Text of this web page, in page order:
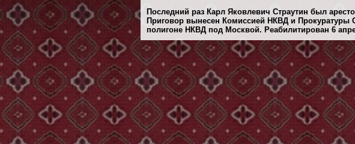
Последний раз Карл Яковлевич Страутин был
Приговор вынесен Комиссией НКВД и Прокуратуры
полигоне НКВД под Москвой. Реабилитирован 6